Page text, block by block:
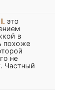
это
в
похоже
не
Частный